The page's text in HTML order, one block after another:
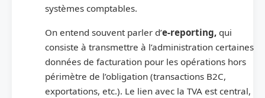
systèmes comptables.
On entend souvent parler d’e-reporting, qui
consiste à transmettre à l’administration certaines
données de facturation pour les opérations hors
périmètre de l’obligation (transactions B2C,
exportations, etc.). Le lien avec la TVA est central,